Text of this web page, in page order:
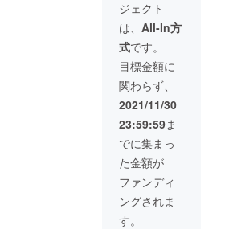
w130m
m×h12
0mm／
生産
国：ベ
トナム
らお選
びくだ
さい。
※画像は
イメー
ジです
＜タオ
ル詳細
＞
シャー
リング
フェイ
スタオ
ル。サ
イズ約
34×84c
ジェクト
は、 All-In方
式です。
目標金額に
関わらず、
2021/11/30
23:59:59ま
でに集まっ
た金額が
ファンディ
ングされま
す。